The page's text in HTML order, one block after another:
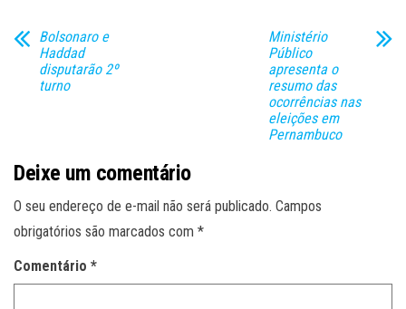
Bolsonaro e
Haddad
disputarão 2º
turno
Ministério
Público
apresenta o
resumo das
ocorrências nas
eleições em
Pernambuco
Deixe um comentário
O seu endereço de e-mail não será publicado. Campos
obrigatórios são marcados com *
Comentário *